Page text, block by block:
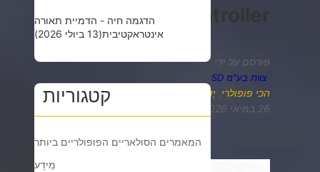
Controller
פורסם על ידי
צוות בע"מ OSD
הכי פופולרי ,יֶדַע
26 במיאי 2026
הדגמה חיה - הדמיית תאורה
אינטראקטיבית(13 ביולי 2026)
קטגוריות
המאמרים הסולאריים הפופולריים ביותר
מֵידָע